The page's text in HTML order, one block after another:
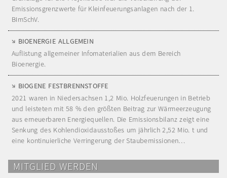
Emissionsgrenzwerte für Kleinfeuerungsanlagen nach der 1.
BImSchV.
BIOENERGIE ALLGEMEIN
Auflistung allgemeiner Infomaterialien aus dem Bereich
Bioenergie.
BIOGENE FESTBRENNSTOFFE
2021 waren in Niedersachsen 1,2 Mio. Holzfeuerungen in Betrieb
und leisteten mit 58 % den größten Beitrag zur Wärmeerzeugung
aus erneuerbaren Energiequellen. Die Emissionsbilanz zeigt eine
Senkung des Kohlendioxidausstoßes um jährlich 2,52 Mio. t und
eine kontinuierliche Verringerung der Staubemissionen…
MITGLIED WERDEN